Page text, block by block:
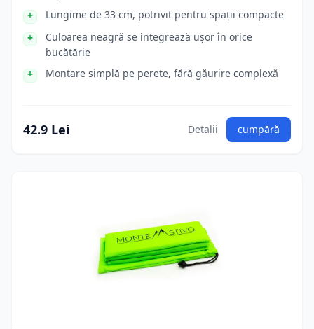
Lungime de 33 cm, potrivit pentru spații compacte
Culoarea neagră se integrează ușor în orice
bucătărie
Montare simplă pe perete, fără găurire complexă
42.9 Lei Detalii cumpără